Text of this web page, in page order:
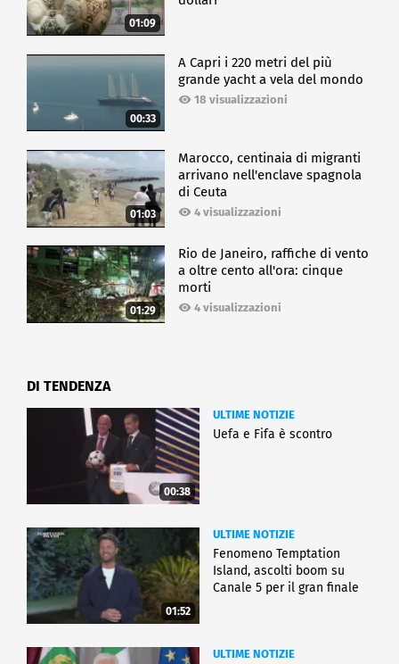
01:09
00:33
A Capri i 220 metri del più
grande yacht a vela del mondo
18 visualizzazioni
01:03
Marocco, centinaia di migranti
arrivano nell'enclave spagnola
di Ceuta
4 visualizzazioni
01:29
Rio de Janeiro, raffiche di vento
a oltre cento all'ora: cinque
morti
4 visualizzazioni
DI TENDENZA
00:38
ULTIME NOTIZIE
Uefa e Fifa è scontro
01:52
ULTIME NOTIZIE
Fenomeno Temptation
Island, ascolti boom su
Canale 5 per il gran finale
ULTIME NOTIZIE